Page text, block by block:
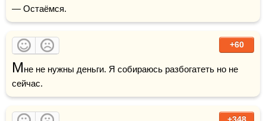
— Остаёмся.
+60
Мне не нужны деньги. Я собираюсь разбогатеть но не
сейчас.